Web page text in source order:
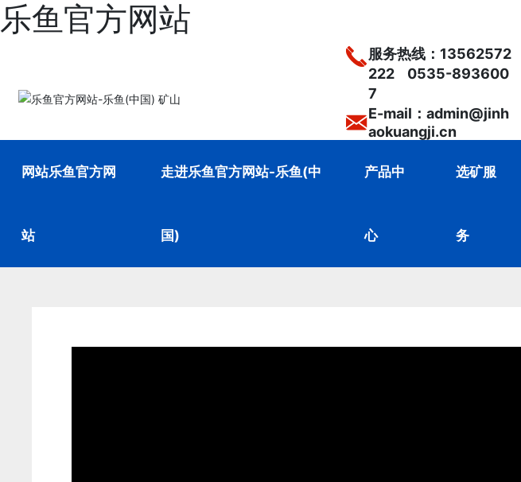
乐鱼官方网站
服务热线： 13562572
222
0535-893600
7
E-mail：admin@jinh
aokuangji.cn
网站乐鱼官方网
站
走进乐鱼官方网站-乐鱼(中
国)
产品中
心
选矿服
务